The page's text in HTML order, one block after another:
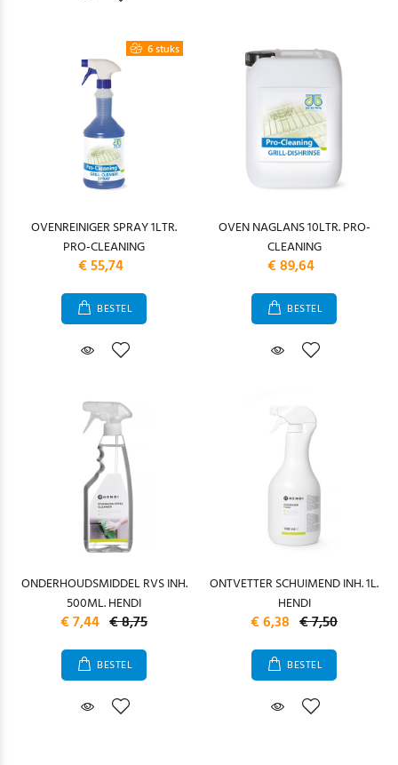
6 stuks
OVENREINIGER SPRAY 1LTR.
PRO-CLEANING
€ 55,74
BESTEL
OVEN NAGLANS 10LTR. PRO-
CLEANING
€ 89,64
BESTEL
ONDERHOUDSMIDDEL RVS INH.
500ML. HENDI
€ 7,44 € 8,75
BESTEL
ONTVETTER SCHUIMEND INH. 1L.
HENDI
€ 6,38 € 7,50
BESTEL